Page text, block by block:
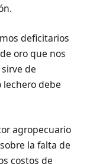
deficitarios
oro que nos
de
lechero debe
agropecuario
la falta de
costos de